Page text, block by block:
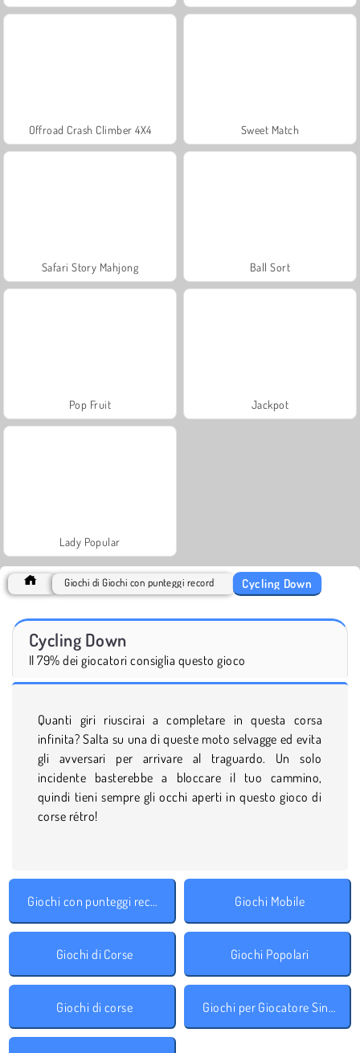
Offroad Crash Climber 4X4 Sweet Match
Safari Story Mahjong Ball Sort
Pop Fruit Jackpot
Lady Popular
Giochi di Giochi con punteggi record Cycling Down
Cycling Down
Il 79% dei giocatori consiglia questo gioco
Quanti giri riuscirai a completare in questa corsa
infinita? Salta su una di queste moto selvagge ed evita
gli avversari per arrivare al traguardo. Un solo
incidente basterebbe a bloccare il tuo cammino,
quindi tieni sempre gli occhi aperti in questo gioco di
corse rétro!
Giochi con punteggi record Giochi Mobile
Giochi di Corse Giochi Popolari
Giochi di corse Giochi per Giocatore Singolo